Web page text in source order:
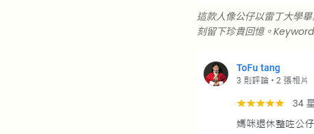
這款人像公仔以雷丁大學
刻留下珍貴回憶。